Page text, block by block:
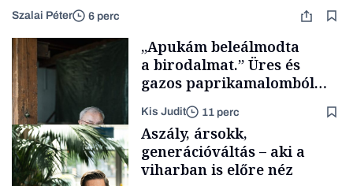
Szalai Péter 6 perc
„Apukám beleálmodta
a birodalmat.” Üres és
gazos paprikamalomból
lett az igazi családi
fűszersztori
Kis Judit 11 perc
Aszály, ársokk,
generációváltás – aki a
viharban is előre néz